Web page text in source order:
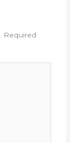
Required